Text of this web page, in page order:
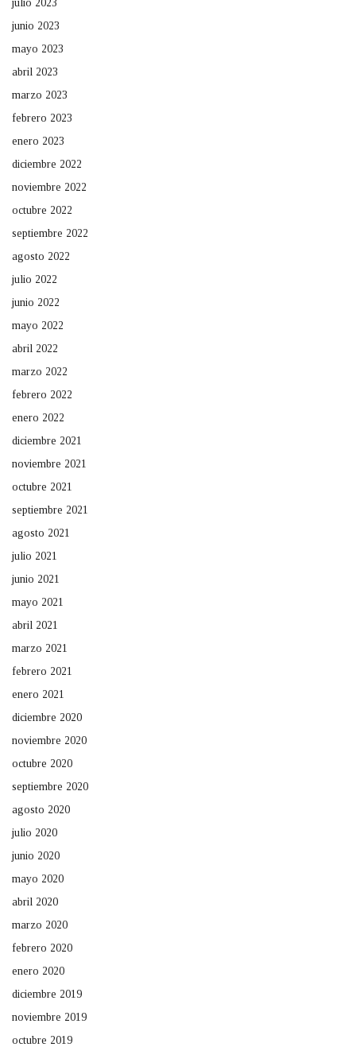
julio 2023
junio 2023
mayo 2023
abril 2023
marzo 2023
febrero 2023
enero 2023
diciembre 2022
noviembre 2022
octubre 2022
septiembre 2022
agosto 2022
julio 2022
junio 2022
mayo 2022
abril 2022
marzo 2022
febrero 2022
enero 2022
diciembre 2021
noviembre 2021
octubre 2021
septiembre 2021
agosto 2021
julio 2021
junio 2021
mayo 2021
abril 2021
marzo 2021
febrero 2021
enero 2021
diciembre 2020
noviembre 2020
octubre 2020
septiembre 2020
agosto 2020
julio 2020
junio 2020
mayo 2020
abril 2020
marzo 2020
febrero 2020
enero 2020
diciembre 2019
noviembre 2019
octubre 2019